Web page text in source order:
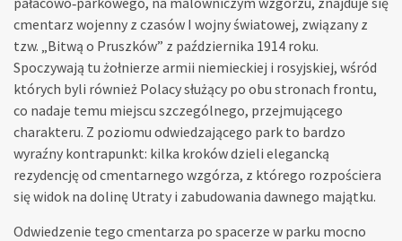
cmentarz wojenny z czasów I wojny światowej, związany z
tzw. „Bitwą o Pruszków” z października 1914 roku.
Spoczywają tu żołnierze armii niemieckiej i rosyjskiej, wśród
których byli również Polacy służący po obu stronach frontu,
co nadaje temu miejscu szczególnego, przejmującego
charakteru. Z poziomu odwiedzającego park to bardzo
wyraźny kontrapunkt: kilka kroków dzieli elegancką
rezydencję od cmentarnego wzgórza, z którego rozpościera
się widok na dolinę Utraty i zabudowania dawnego majątku.
Odwiedzenie tego cmentarza po spacerze w parku mocno